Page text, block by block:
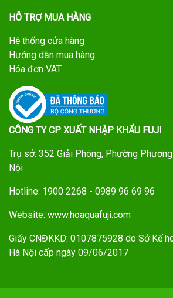
HỖ TRỢ MUA HÀNG
Hệ thống cửa hàng
Hướng dẫn mua hàng
Hóa đơn VAT
CÔNG TY CP XUẤT NHẬP KHẨU FUJI
Trụ sở: 352 Giải Phóng, Phường
Nội
Hotline: 1900 2268 - 0989 96 69 96
Website: www.hoaquafuji.com
Giấy CNĐKKD: 0107875928 do Sở Kế
Hà Nội cấp ngày 09/06/2017